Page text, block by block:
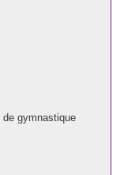
de gymnastique